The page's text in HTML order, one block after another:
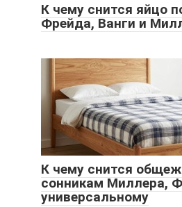
К чему снится яйцо
Фрейда, Ванги и
К чему снится
сонникам Миллера,
универсальному